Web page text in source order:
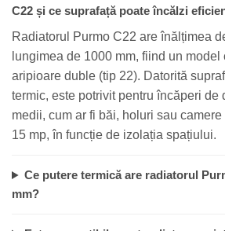
C22 și ce suprafață poate încălzi
Radiatorul Purmo C22 are înălțimea
lungimea de 1000 mm, fiind un
aripioare duble (tip 22). Datorită
termic, este potrivit pentru încăperi de
medii, cum ar fi băi, holuri sau
15 mp, în funcție de izolația spațiului.
Ce putere termică are radiatorul
mm?